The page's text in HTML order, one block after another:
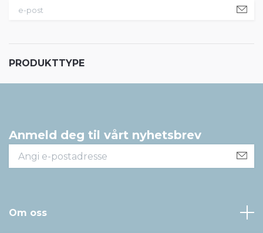
PRODUKTTYPE
Anmeld deg til vårt nyhetsbrev
Om oss